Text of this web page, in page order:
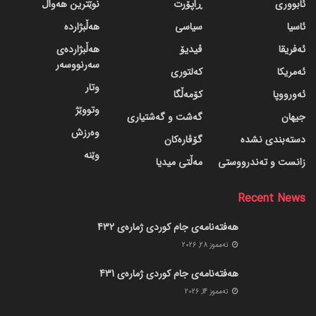
ئابووری
ئاسیا
ئەفریقا
ئەمریکا
ئەورووپا
جیهان
دسته‌بندی نشده
زانست و تەندرووستی
ڕاپۆرت
سیاسی
ڤیدیۆ
کەلتوری
کۆمەڵگا
گه‌شت و گه‌شتیاری
گۆڤاره‌کان
مەڵتی میدیا
نوێترین هەواڵ
هەڵبژاردە
هەڵبژاردەی
سەرنووسەر
وتار
وتووێژ
وەرزش
وێنە
Recent News
هەفتەنامەی جام کوردی ژمارەی 432
ته‌مموز 28, 2026
هەفتەنامەی جام کوردی ژمارەی 431
ته‌مموز 14, 2026